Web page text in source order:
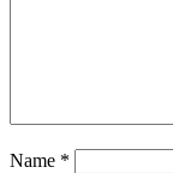
Name *